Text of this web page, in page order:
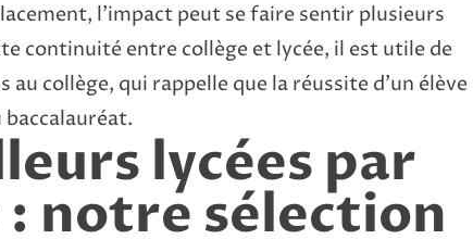
l’impact peut se faire sentir plusieurs
continuité entre collège et lycée, il est utile de
au collège, qui rappelle que la réussite d’un élève
lycées par
notre sélection